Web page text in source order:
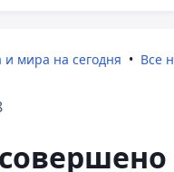
и мира на сегодня Все